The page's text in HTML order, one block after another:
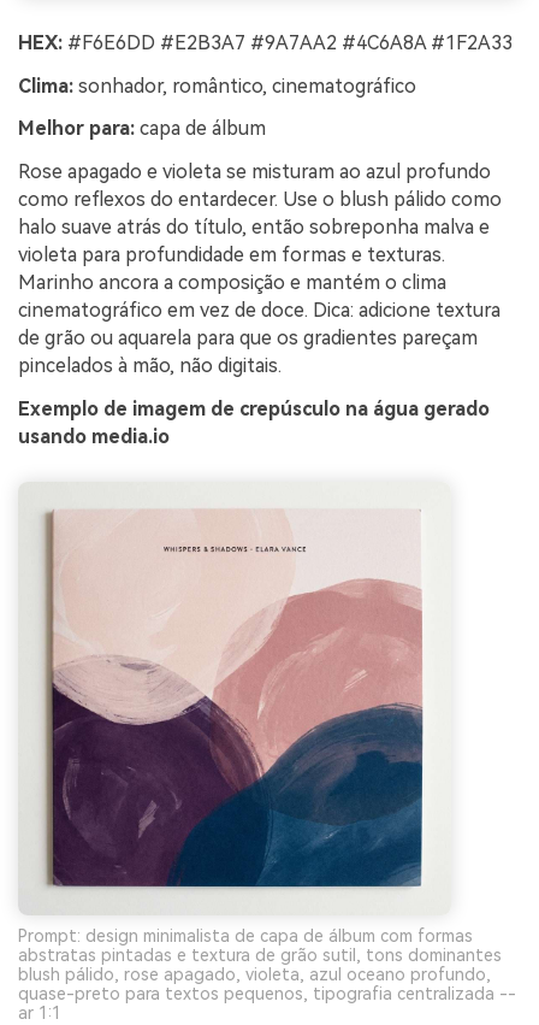
HEX: #F6E6DD #E2B3A7 #9A7AA2 #4C6A8A #1F2A33
Clima: sonhador, romântico, cinematográfico
Melhor para: capa de álbum
Rose apagado e violeta se misturam ao azul profundo
como reflexos do entardecer. Use o blush pálido como
halo suave atrás do título, então sobreponha malva e
violeta para profundidade em formas e texturas.
Marinho ancora a composição e mantém o clima
cinematográfico em vez de doce. Dica: adicione textura
de grão ou aquarela para que os gradientes pareçam
pincelados à mão, não digitais.
Exemplo de imagem de crepúsculo na água gerado
usando media.io
Prompt: design minimalista de capa de álbum com formas
abstratas pintadas e textura de grão sutil, tons dominantes
blush pálido, rose apagado, violeta, azul oceano profundo,
quase-preto para textos pequenos, tipografia centralizada --
ar 1:1